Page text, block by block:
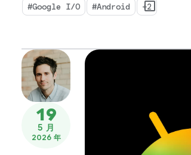
#Google I/O #Android +2
19
5 月
2026 年